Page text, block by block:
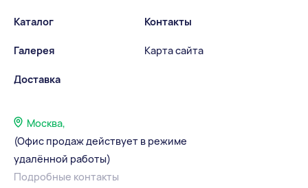
Каталог
Галерея
Доставка
Контакты
Карта сайта
Москва,
(Офис продаж действует в режиме
удалённой работы)
Подробные контакты